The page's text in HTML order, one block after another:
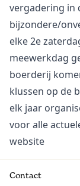
vergadering in
bijzondere/
elke 2e
meewerkdag
boerderij
klussen op de
elk jaar
voor alle
website
Contact